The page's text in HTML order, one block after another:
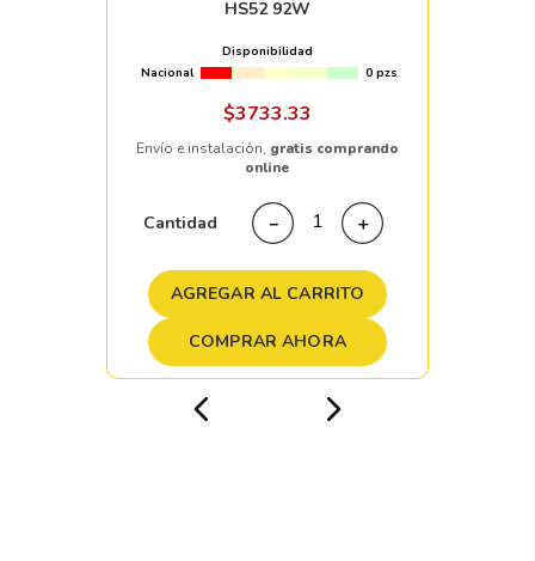
HS52 92W
Disponibilidad
Nacional
0 pzs
$3733.33
Envío e instalación, gratis comprando
online
Cantidad ＋
－
AGREGAR AL CARRITO
COMPRAR AHORA